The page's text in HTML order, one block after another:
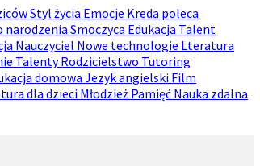
Styl życia Emocje Kreda poleca
narodzeniaSmoczyca Edukacja Talent
Nauczyciel Nowe technologie Lteratura
TalentyRodzicielstwo Tutoring
domowaJezyk angielski Film
dla dzieci Młodzież Pamięć Nauka zdalna